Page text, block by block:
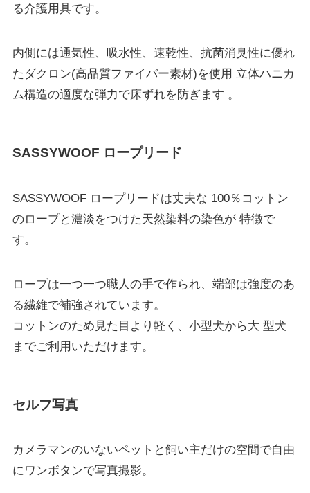
る介護用具です。
内側には通気性、吸水性、速乾性、抗菌消臭性に優れ
たダクロン(高品質ファイバー素材)を使用 立体ハニカ
ム構造の適度な弾力で床ずれを防ぎます 。
SASSYWOOF ロープリード
SASSYWOOF ロープリードは丈夫な 100％コットン
のロープと濃淡をつけた天然染料の染色が 特徴で
す。
ロープは一つ一つ職人の手で作られ、端部は強度のあ
る繊維で補強されています。
コットンのため見た目より軽く、小型犬から大 型犬
までご利用いただけます。
セルフ写真
カメラマンのいないペットと飼い主だけの空間で自由
にワンボタンで写真撮影。